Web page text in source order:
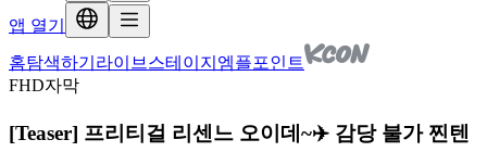
앱 열기
홈탐색하기 라이브 스테이지 엠플포인트
FHD자막
[Teaser] 프리티걸 리센느 오이데~✈️ 감당 불가 찐텐